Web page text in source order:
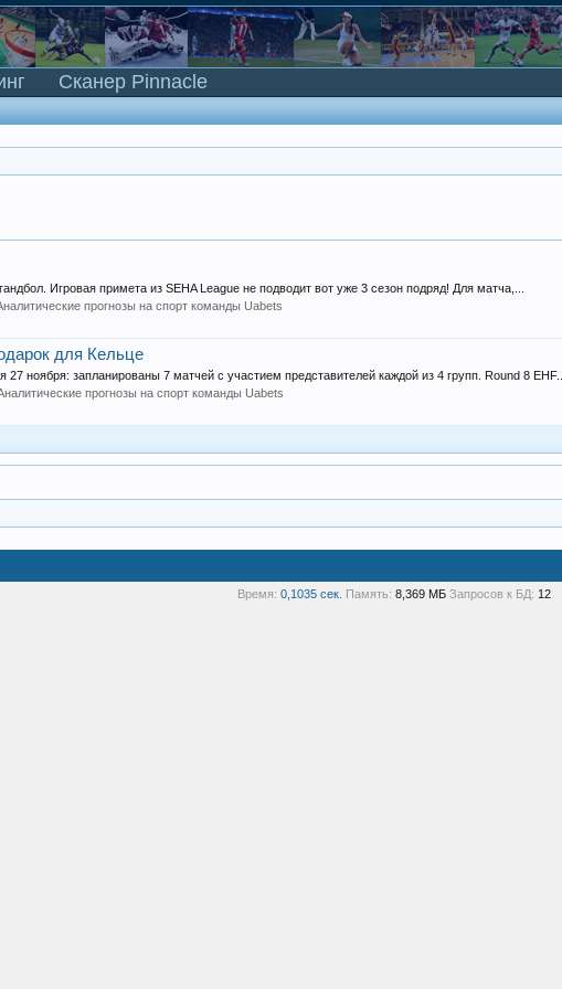
Игровая примета из SEHA League не подводит вот уже 3 сезон подряд! Для матча,...
прогнозы на спорт команды Uabets
для Кельце
ноября: запланированы 7 матчей с участием представителей каждой из 4 групп. Round 8 EHF...
прогнозы на спорт команды Uabets
Сканер Pinnacle
Время: 0,1035 сек. Память: 8,369 МБ Запросов к БД: 12